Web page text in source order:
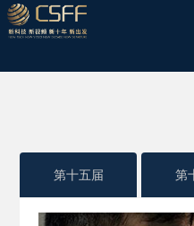
第十五届 第